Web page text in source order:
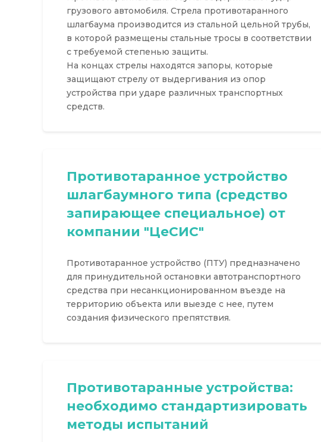
грузового автомобиля. Стрела противотаранного
шлагбаума производится из стальной цельной трубы,
в которой размещены стальные тросы в соответствии
с требуемой степенью защиты.
На концах стрелы находятся запоры, которые
защищают стрелу от выдергивания из опор
устройства при ударе различных транспортных
средств.
Противотаранное устройство
шлагбаумного типа (средство
запирающее специальное) от
компании "ЦеСИС"
Противотаранное устройство (ПТУ) предназначено
для принудительной остановки автотранспортного
средства при несанкционированном въезде на
территорию объекта или выезде с нее, путем
создания физического препятствия.
Противотаранные устройства:
необходимо стандартизировать
методы испытаний